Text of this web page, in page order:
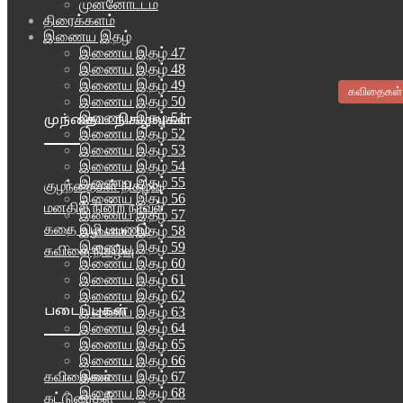
முன்னோட்டம்
திரைக்களம்
இணைய இதழ்
இணைய இதழ் 47
இணைய இதழ் 48
இணைய இதழ் 49
இணைய இதழ் 50
இணைய இதழ் 51
இணைய இதழ் 52
இணைய இதழ் 53
இணைய இதழ் 54
இணைய இதழ் 55
இணைய இதழ் 56
இணைய இதழ் 57
இணைய இதழ் 58
இணைய இதழ் 59
இணைய இதழ் 60
இணைய இதழ் 61
இணைய இதழ் 62
இணைய இதழ் 63
இணைய இதழ் 64
இணைய இதழ் 65
இணைய இதழ் 66
இணைய இதழ் 67
இணைய இதழ் 68
கவிதைகள்
முந்தைய நிகழ்வுகள்
குழந்தைகள் நிகழ்வு
மனதில் நின்ற நாவல்
கதை வழி பயணம்
கவிதை நிகழ்வு
படைப்புகள்
கவிதைகள்
கட்டுரைகள்